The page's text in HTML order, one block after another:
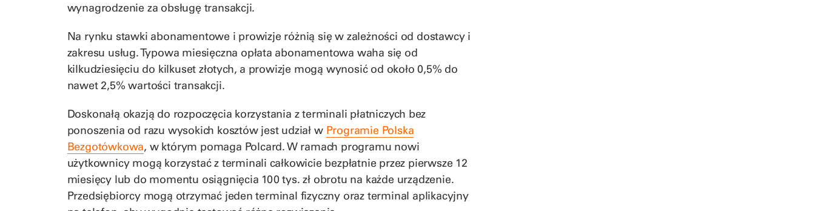
wynagrodzenie za obsługę transakcji.
Na rynku stawki abonamentowe i prowizje różnią się w zależności od dostawcy i
zakresu usług. Typowa miesięczna opłata abonamentowa waha się od
kilkudziesięciu do kilkuset złotych, a prowizje mogą wynosić od około 0,5% do
nawet 2,5% wartości transakcji.
Doskonałą okazją do rozpoczęcia korzystania z terminali płatniczych bez
ponoszenia od razu wysokich kosztów jest udział w Programie Polska
Bezgotówkowa, w którym pomaga Polcard. W ramach programu nowi
użytkownicy mogą korzystać z terminali całkowicie bezpłatnie przez pierwsze 12
miesięcy lub do momentu osiągnięcia 100 tys. zł obrotu na każde urządzenie.
Przedsiębiorcy mogą otrzymać jeden terminal fizyczny oraz terminal aplikacyjny